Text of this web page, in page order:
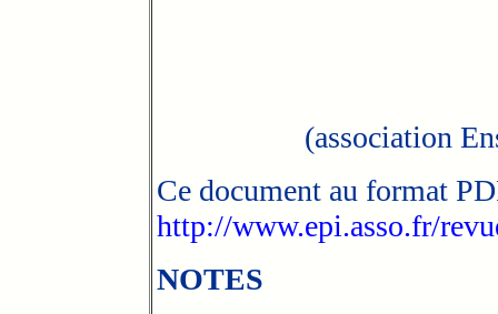
(association
Ce document au format
http://www.epi.asso.fr/
NOTES